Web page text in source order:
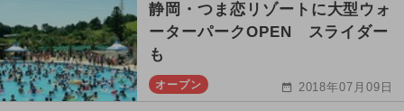
静岡・つま恋リゾートに大型ウォ
ーターパークOPEN スライダー
も
オープン 2018年07月09日